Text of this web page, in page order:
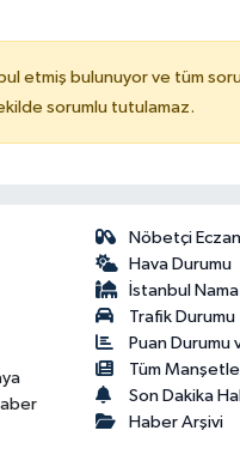
etmiş bulunuyor ve tüm
sorumlu tutulamaz.
Nöbetçi
Hava Durumu
İstanbul
Trafik Durumu
Puan Durumu
Tüm
Son Dakika
Haber Arşivi